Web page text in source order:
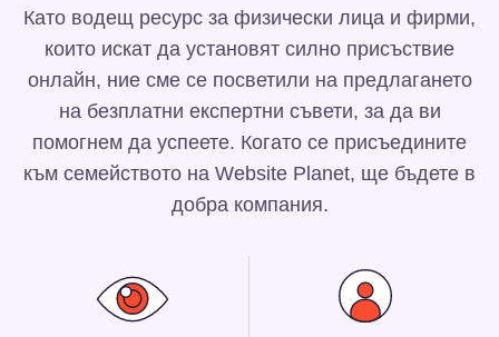
Като водещ ресурс за физически лица и фирми,
които искат да установят силно присъствие
онлайн, ние сме се посветили на предлагането
на безплатни експертни съвети, за да ви
помогнем да успеете. Когато се присъедините
към семейството на Website Planet, ще бъдете в
добра компания.